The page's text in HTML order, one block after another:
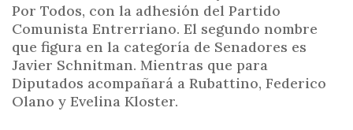
Por Todos, con la adhesión del Partido
Comunista Entrerriano. El segundo nombre
que figura en la categoría de Senadores es
Javier Schnitman. Mientras que para
Diputados acompañará a Rubattino, Federico
Olano y Evelina Kloster.